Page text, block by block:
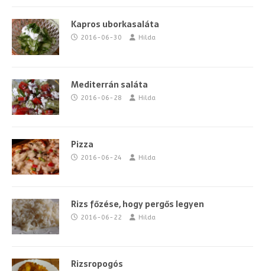
Kapros uborkasaláta
2016-06-30 Hilda
Mediterrán saláta
2016-06-28 Hilda
Pizza
2016-06-24 Hilda
Rizs főzése, hogy pergős legyen
2016-06-22 Hilda
Rizsropogós